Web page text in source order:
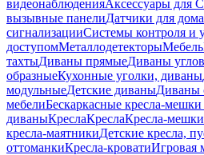
видеонаблюденияАксессуары для
вызывные панелиДатчики для дома
сигнализацииСистемы контроля и
доступомМеталлодетекторыМебель
тахтыДиваны прямыеДиваны
образныеКухонные уголки, диваны
модульныеДетские диваныДиваны
мебелиБескаркасные кресла-
диваныКреслаКреслаКресла-
кресла-маятникиДетские кресла,
оттоманкиКресла-кроватиИгровая